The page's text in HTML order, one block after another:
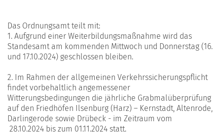
Das Ordnungsamt teilt mit:
1. Aufgrund einer Weiterbildungsmaßnahme wird das
Standesamt am kommenden Mittwoch und Donnerstag (16.
und 17.10.2024) geschlossen bleiben.
2. Im Rahmen der allgemeinen Verkehrssicherungspflicht
findet vorbehaltlich angemessener
Witterungsbedingungen die jährliche Grabmalüberprüfung
auf den Friedhöfen Ilsenburg (Harz) – Kernstadt, Altenrode,
Darlingerode sowie Drübeck - im Zeitraum vom
28.10.2024 bis zum 01.11.2024 statt.